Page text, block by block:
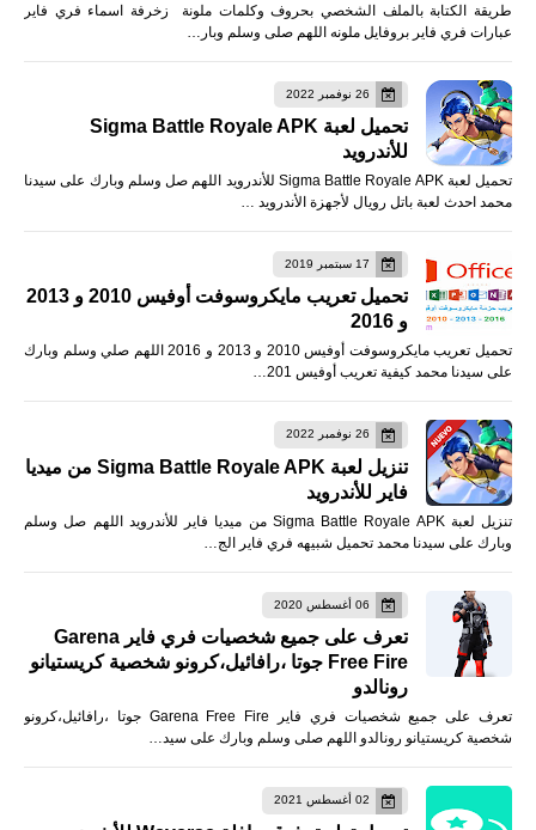
طريقة الكتابة بالملف الشخصي بحروف وكلمات ملونة زخرفة اسماء فري فاير
عبارات فري فاير بروفايل ملونه اللهم صلى وسلم وبار…
26 نوفمبر 2022
تحميل لعبة Sigma Battle Royale APK
للأندرويد
تحميل لعبة Sigma Battle Royale APK للأندرويد اللهم صل وسلم وبارك على سيدنا
محمد احدث لعبة باتل رويال لأجهزة الأندرويد …
17 سبتمبر 2019
تحميل تعريب مايكروسوفت أوفيس 2010 و 2013
و 2016
تحميل تعريب مايكروسوفت أوفيس 2010 و 2013 و 2016 اللهم صلي وسلم وبارك
على سيدنا محمد كيفية تعريب أوفيس 201…
26 نوفمبر 2022
تنزيل لعبة Sigma Battle Royale APK من ميديا
فاير للأندرويد
تنزيل لعبة Sigma Battle Royale APK من ميديا فاير للأندرويد اللهم صل وسلم
وبارك على سيدنا محمد تحميل شبيهه فري فاير الج…
06 أغسطس 2020
تعرف على جميع شخصيات فري فاير Garena
Free Fire جوتا ،رافائيل،كرونو شخصية كريستيانو
رونالدو
تعرف على جميع شخصيات فري فاير Garena Free Fire جوتا ،رافائيل،كرونو
شخصية كريستيانو رونالدو اللهم صلى وسلم وبارك على سيد…
02 أغسطس 2021